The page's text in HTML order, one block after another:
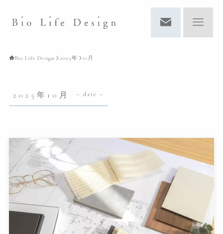
Bio Life Design 2025年 10月
2025年10月 – date –